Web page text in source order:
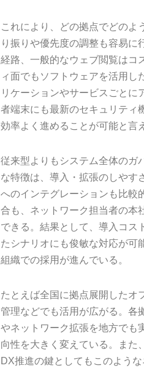
これにより、どの拠点でどのよ
り振りや優先度の調整も容易に
経路、一般的なウェブ閲覧はコ
ィ面でもソフトウェアを活用
リケーションやサービスごとに
者端末にも最新のセキュリティ
効率よく進めることが可能と言
従来型よりもシステム全体のガ
な特徴は、導入・拡張のしやす
へのインテグレーションも比較
合も、ネットワーク担当者の本
できる。結果として、導入コス
たシナリオにも俊敏な対応が可
組織での採用が進んでいる。
たとえば全国に拠点展開したオ
管理などでも活用が広がる。各
やネットワーク拡張を地方でも
向性を大きく変えている。また
DX推進の鍵としてもこのよう